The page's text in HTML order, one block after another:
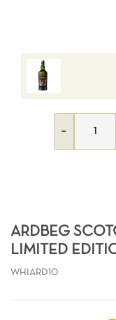
ARDBEG
LIMITED
WHIARD10